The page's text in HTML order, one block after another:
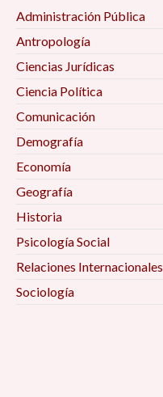
Administración Pública
Antropología
Ciencias Jurídicas
Ciencia Política
Comunicación
Demografía
Economía
Geografía
Historia
Psicología Social
Relaciones Internacionales
Sociología